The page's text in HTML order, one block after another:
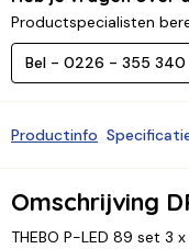
Productspecialisten
Bel - 0226 - 355 340
Productinfo
Omschrijving
THEBO P-LED 89 set 3